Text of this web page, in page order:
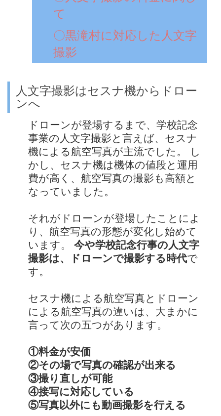
て
〇黒滝村に対応した人文字
撮影
人文字撮影はセスナ機からドロー
ンへ
ドローンが登場するまで、学校記念
事業の人文字撮影と言えば、セスナ
機による航空写真が主流でした。 し
かし、セスナ機は機体の値段と運用
費が高く、航空写真の撮影も高額と
なっていました。
それがドローンが登場したことによ
り、航空写真の形態が変化し始めて
います。 今や学校記念行事の人文字
撮影は、ドローンで撮影する時代で
す。
セスナ機による航空写真とドローン
による航空写真の違いは、大まかに
言って次の五つがあります。
①料金が安価
②その場で写真の確認が出来る
③撮り直しが可能
④接写に対応している
⑤写真以外にも動画撮影を行える